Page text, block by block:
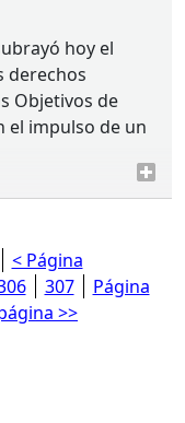
hoy el
derechos
Objetivos de
el impulso de un
< Página
307
Página
>>